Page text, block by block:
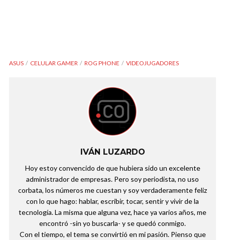
ASUS CELULAR GAMER ROG PHONE VIDEOJUGADORES
IVÁN LUZARDO
Hoy estoy convencido de que hubiera sido un excelente
administrador de empresas. Pero soy periodista, no uso
corbata, los números me cuestan y soy verdaderamente feliz
con lo que hago: hablar, escribir, tocar, sentir y vivir de la
tecnología. La misma que alguna vez, hace ya varios años, me
encontró -sin yo buscarla- y se quedó conmigo.
Con el tiempo, el tema se convirtió en mi pasión. Pienso que